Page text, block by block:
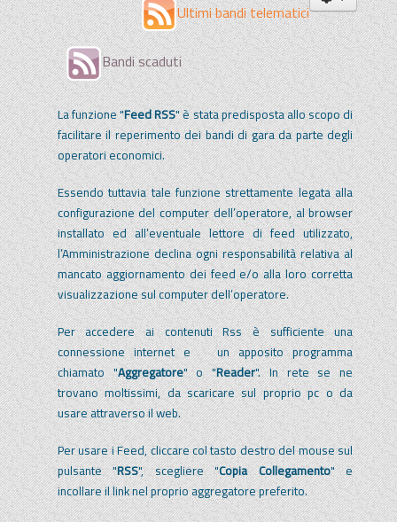
Ultimi bandi telematici
Bandi scaduti
La funzione "Feed RSS" è stata predisposta allo scopo di
facilitare il reperimento dei bandi di gara da parte degli
operatori economici.
Essendo tuttavia tale funzione strettamente legata alla
configurazione del computer dell’operatore, al browser
installato ed all’eventuale lettore di feed utilizzato,
l’Amministrazione declina ogni responsabilità relativa al
mancato aggiornamento dei feed e/o alla loro corretta
visualizzazione sul computer dell’operatore.
Per accedere ai contenuti Rss è sufficiente una
connessione internet e un apposito programma
chiamato "Aggregatore" o "Reader". In rete se ne
trovano moltissimi, da scaricare sul proprio pc o da
usare attraverso il web.
Per usare i Feed, cliccare col tasto destro del mouse sul
pulsante "RSS", scegliere "Copia Collegamento" e
incollare il link nel proprio aggregatore preferito.